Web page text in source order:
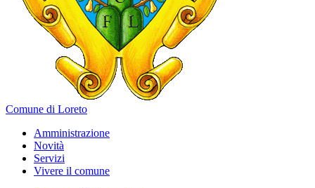
Comune di Loreto
Amministrazione
Novità
Servizi
Vivere il comune